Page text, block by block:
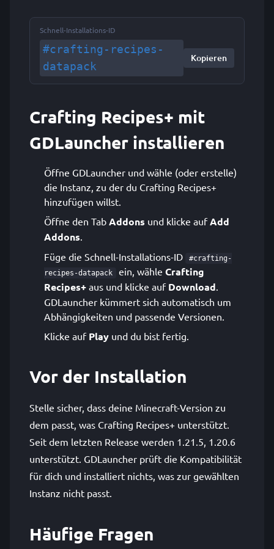
Schnell-Installations-ID
#crafting-recipes-
datapack
Kopieren
Crafting Recipes+ mit
GDLauncher installieren
Öffne GDLauncher und wähle (oder erstelle)
die Instanz, zu der du Crafting Recipes+
hinzufügen willst.
Öffne den Tab Addons und klicke aufAdd
Addons.
Füge die Schnell-Installations-ID
#crafting-
recipes-datapack
ein, wähle Crafting
Recipes+ aus und klicke auf Download.
GDLauncher kümmert sich automatisch um
Abhängigkeiten und passende Versionen.
Klicke auf Play und du bist fertig.
Vor der Installation
Stelle sicher, dass deine Minecraft-Version zu
dem passt, was Crafting Recipes+ unterstützt.
Seit dem letzten Release werden 1.21.5, 1.20.6
unterstützt. GDLauncher prüft die Kompatibilität
für dich und installiert nichts, was zur gewählten
Instanz nicht passt.
Häufige Fragen